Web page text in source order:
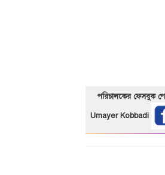
পরিচালকের ফেসবুক
Umayer Kobbadi